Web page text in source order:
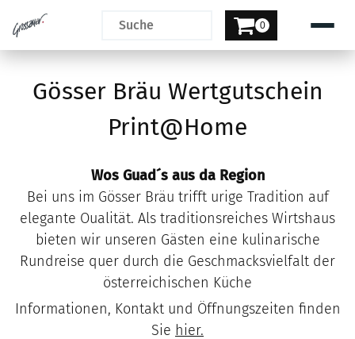
0
Gösser Bräu Wertgutschein
Print@Home
Wos Guad´s aus da Region
Bei uns im Gösser Bräu trifft urige Tradition auf
elegante Oualität. Als traditionsreiches Wirtshaus
bieten wir unseren Gästen eine kulinarische
Rundreise quer durch die Geschmacksvielfalt der
österreichischen Küche
Informationen, Kontakt und Öffnungszeiten finden
Sie hier.